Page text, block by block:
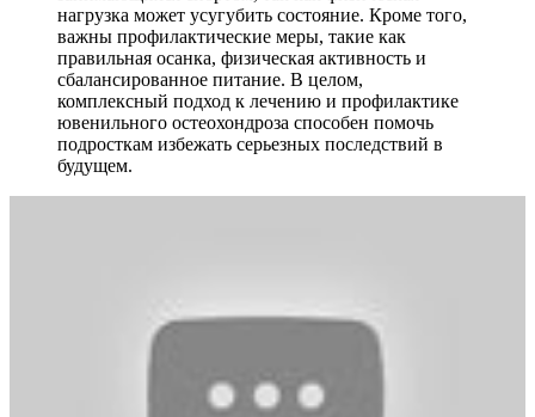
нагрузка может усугубить состояние. Кроме того,
важны профилактические меры, такие как
правильная осанка, физическая активность и
сбалансированное питание. В целом,
комплексный подход к лечению и профилактике
ювенильного остеохондроза способен помочь
подросткам избежать серьезных последствий в
будущем.